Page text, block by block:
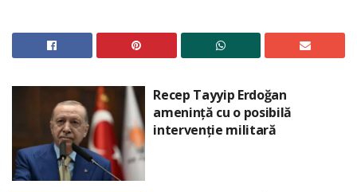
Recep Tayyip Erdoğan
amenință cu o posibilă
intervenție militară